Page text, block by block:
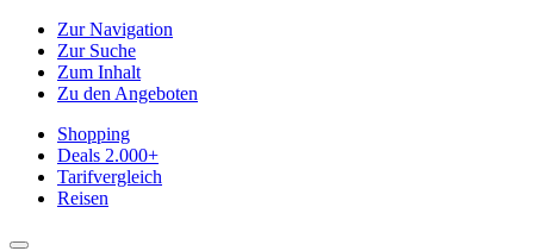
Zur Navigation
Zur Suche
Zum Inhalt
Zu den Angeboten
Shopping
Deals 2.000+
Tarifvergleich
Reisen